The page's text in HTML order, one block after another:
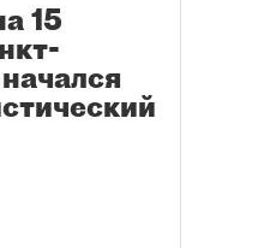
15